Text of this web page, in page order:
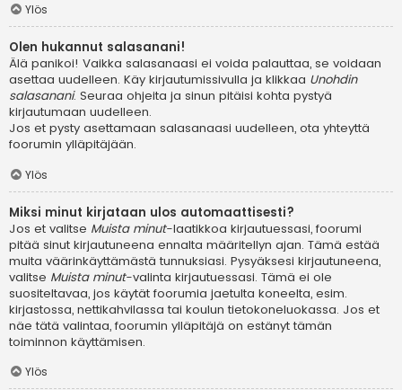
Ylös
Olen hukannut salasanani!
Älä panikoi! Vaikka salasanaasi ei voida palauttaa, se voidaan
asettaa uudelleen. Käy kirjautumissivulla ja klikkaa Unohdin
salasanani. Seuraa ohjeita ja sinun pitäisi kohta pystyä
kirjautumaan uudelleen.
Jos et pysty asettamaan salasanaasi uudelleen, ota yhteyttä
foorumin ylläpitäjään.
Ylös
Miksi minut kirjataan ulos automaattisesti?
Jos et valitse Muista minut-laatikkoa kirjautuessasi, foorumi
pitää sinut kirjautuneena ennalta määritellyn ajan. Tämä estää
muita väärinkäyttämästä tunnuksiasi. Pysyäksesi kirjautuneena,
valitse Muista minut-valinta kirjautuessasi. Tämä ei ole
suositeltavaa, jos käytät foorumia jaetulta koneelta, esim.
kirjastossa, nettikahvilassa tai koulun tietokoneluokassa. Jos et
näe tätä valintaa, foorumin ylläpitäjä on estänyt tämän
toiminnon käyttämisen.
Ylös